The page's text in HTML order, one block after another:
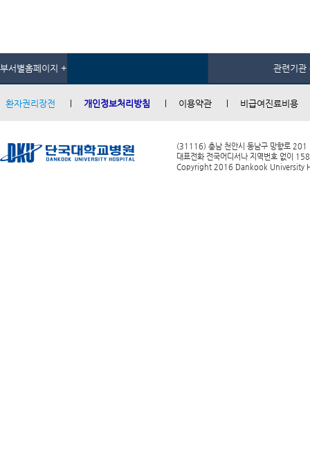
부서별홈페이지 + 관련기관
환자권리장전 개인정보처리방침 이용약관 비급여진료비용
(31116) 충남 천안시 동남구 망향로 201
대표전화 전국어디서나 지역번호 없이
Copyright 2016 Dankook University